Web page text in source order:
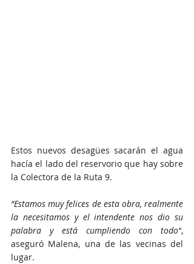
Estos nuevos desagües sacarán el agua
hacía el lado del reservorio que hay sobre
la Colectora de la Ruta 9.
“Estamos muy felices de esta obra, realmente
la necesitamos y el intendente nos dio su
palabra y está cumpliendo con todo”,
aseguró Malena, una de las vecinas del
lugar.